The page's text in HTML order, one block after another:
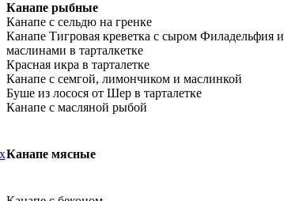
Канапе рыбные
Канапе с сельдю на гренке
Канапе Тигровая креветка с сыром Филадельфия и
маслинами в тарталкетке
Красная икра в тарталетке
Канапе с семгой, лимончиком и маслинкой
Буше из лосося от Шер в тарталетке
Канапе с масляной рыбой
Канапе мясные